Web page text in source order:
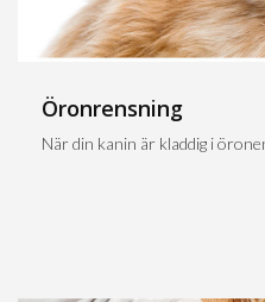
Öronrensning
När din kanin är kladdig i